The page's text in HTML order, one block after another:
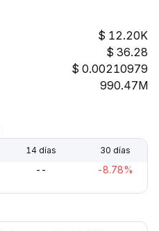
12.20K
36.28
0.00210979
990.47M
14 días 30 días
-- -8.78%